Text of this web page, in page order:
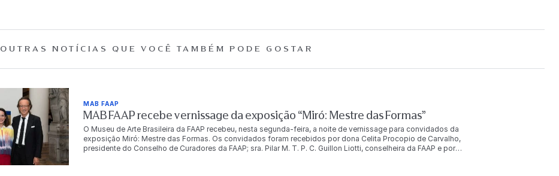
OUTRAS NOTÍCIAS QUE VOCÊ TAMBÉM PODE GOSTAR
MAB FAAP
MAB FAAP recebe vernissage da exposição “Miró: Mestre das Formas”
O Museu de Arte Brasileira da FAAP recebeu, nesta segunda-feira, a noite de vernissage para convidados da
exposição Miró: Mestre das Formas. Os convidados foram recebidos por dona Celita Procopio de Carvalho,
presidente do Conselho de Curadores da FAAP; sra. Pilar M. T. P. C. Guillon Liotti, conselheira da FAAP e por